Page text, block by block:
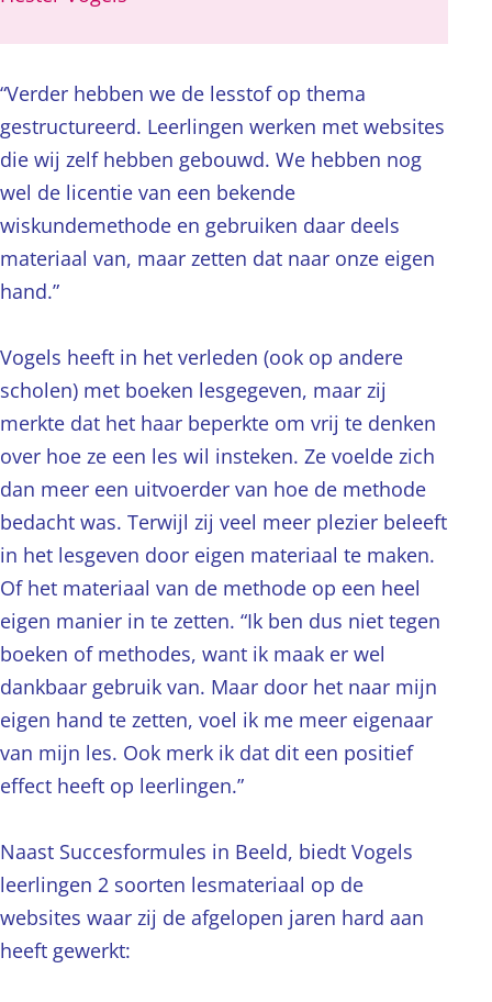
“Verder hebben we de lesstof op thema
gestructureerd. Leerlingen werken met websites
die wij zelf hebben gebouwd. We hebben nog
wel de licentie van een bekende
wiskundemethode en gebruiken daar deels
materiaal van, maar zetten dat naar onze eigen
hand.”
Vogels heeft in het verleden (ook op andere
scholen) met boeken lesgegeven, maar zij
merkte dat het haar beperkte om vrij te denken
over hoe ze een les wil insteken. Ze voelde zich
dan meer een uitvoerder van hoe de methode
bedacht was. Terwijl zij veel meer plezier beleeft
in het lesgeven door eigen materiaal te maken.
Of het materiaal van de methode op een heel
eigen manier in te zetten. “Ik ben dus niet tegen
boeken of methodes, want ik maak er wel
dankbaar gebruik van. Maar door het naar mijn
eigen hand te zetten, voel ik me meer eigenaar
van mijn les. Ook merk ik dat dit een positief
effect heeft op leerlingen.”
Naast Succesformules in Beeld, biedt Vogels
leerlingen 2 soorten lesmateriaal op de
websites waar zij de afgelopen jaren hard aan
heeft gewerkt: